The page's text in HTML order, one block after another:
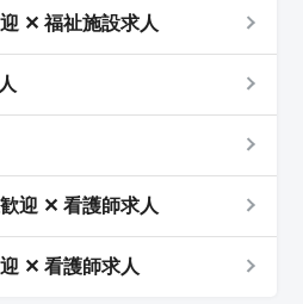
✕ 福祉施設求人
迎 ✕ 看護師求人
✕ 看護師求人